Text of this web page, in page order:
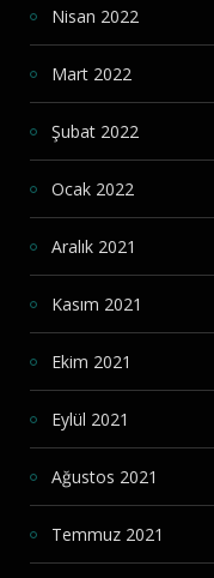
Nisan 2022
Mart 2022
Şubat 2022
Ocak 2022
Aralık 2021
Kasım 2021
Ekim 2021
Eylül 2021
Ağustos 2021
Temmuz 2021